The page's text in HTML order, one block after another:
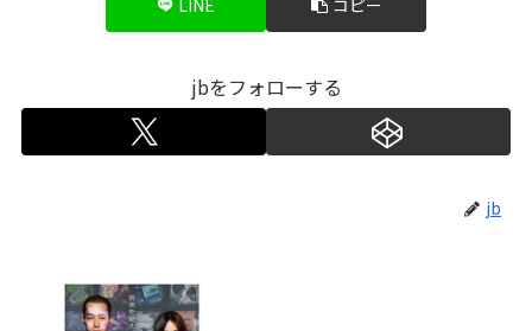
jbをフォローする
jb